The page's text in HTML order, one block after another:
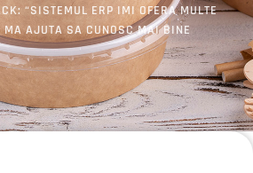
“SISTEMUL ERP IMI OFERA MULTE
AJUTA SA CUNOSC MAI BINE